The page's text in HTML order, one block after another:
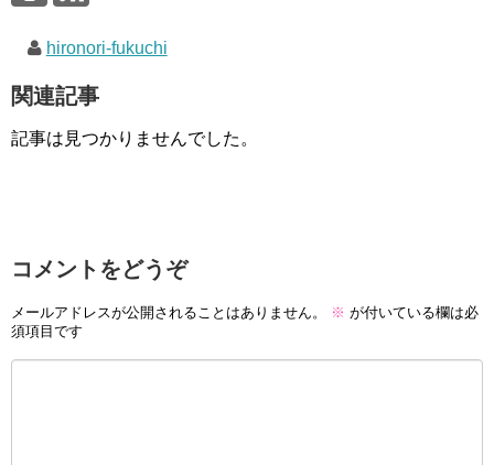
hironori-fukuchi
関連記事
記事は見つかりませんでした。
コメントをどうぞ
メールアドレスが公開されることはありません。 ※ が付いている欄は必
須項目です